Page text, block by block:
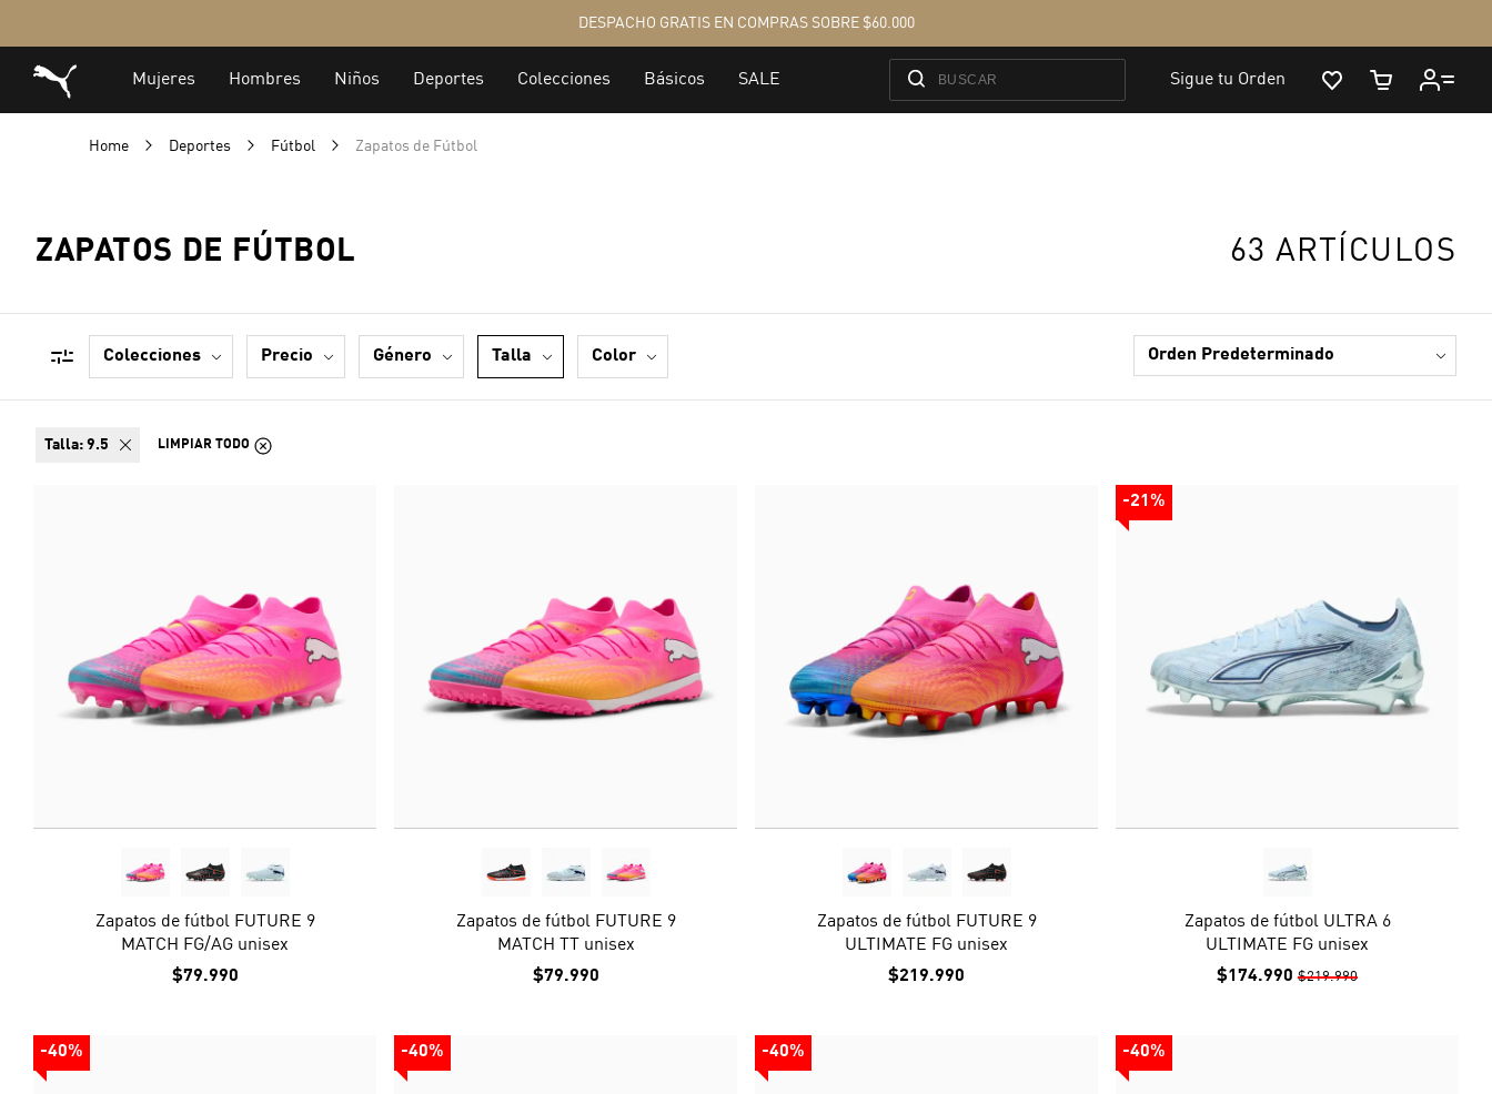
Home Deportes Fútbol Zapatos de Fútbol
ZAPATOS DE FÚTBOL 63 ARTÍCULOS
colecciones precio género talla color
talla: 9.5 LIMPIAR TODO
Zapatos de fútbol FUTURE 9
MATCH FG/AG unisex
$79.990
Zapatos de fútbol FUTURE 9
MATCH TT unisex
$79.990
Zapatos de fútbol FUTURE 9
ULTIMATE FG unisex
$219.990
-21%
Zapatos de fútbol ULTRA 6
ULTIMATE FG unisex
$174.990 $219.990
-40% -40% -40% -40%